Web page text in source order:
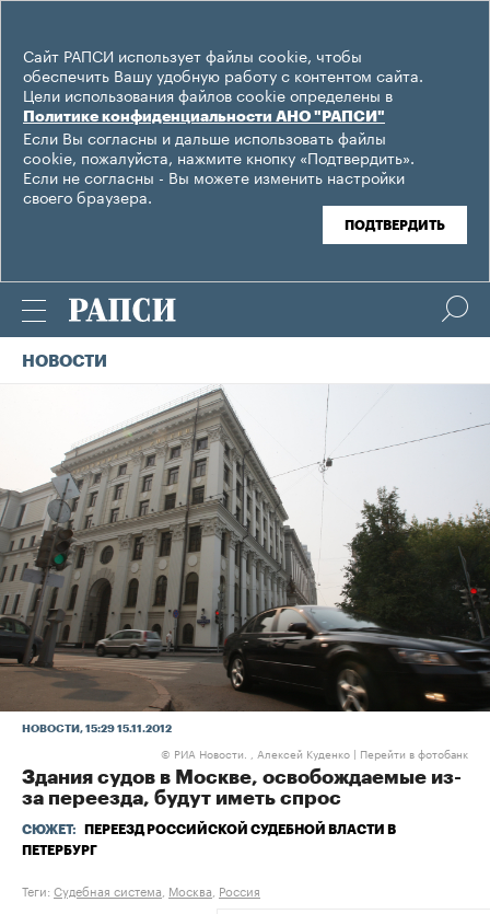
Сайт РАПСИ использует файлы cookie, чтобы
обеспечить Вашу удобную работу с контентом сайта.
Цели использования файлов cookie определены в
Политике конфиденциальности АНО "РАПСИ"
Если Вы согласны и дальше использовать файлы
cookie, пожалуйста, нажмите кнопку «Подтвердить».
Если не согласны - Вы можете изменить настройки
своего браузера.
ПОДТВЕРДИТЬ
НОВОСТИ
НОВОСТИ , 15:29 15.11.2012
© РИА Новости. , Алексей Куденко | Перейти в фотобанк
Здания судов в Москве, освобождаемые из-
за переезда, будут иметь спрос
СЮЖЕТ:
ПЕРЕЕЗД РОССИЙСКОЙ СУДЕБНОЙ ВЛАСТИ В
ПЕТЕРБУРГ
Теги: Судебная система Москва Россия